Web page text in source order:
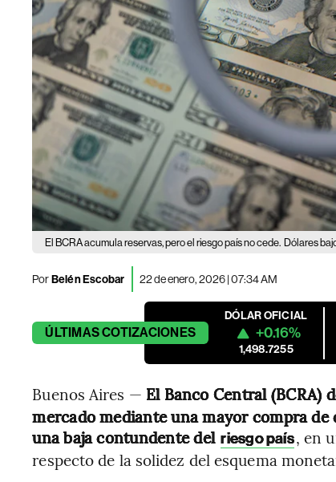
El BCRA acumula reservas, pero el riesgo país no cede. Dólares
PorBelén Escobar 22 de enero, 2026 | 07:34 AM
ÚLTIMASCOTIZACIONES
DÓLAR OFICIAL
+0.16%
1,498.7255
Buenos Aires — El Banco Central (BCRA)
mercado mediante una mayor compra de
una baja contundente del riesgo país, en
respecto de la solidez del esquema